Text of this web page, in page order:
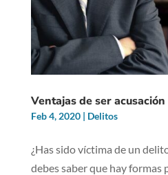
Ventajas de ser
Feb 4, 2020| Delitos
¿Has sido víctima de un
debes saber que hay formas